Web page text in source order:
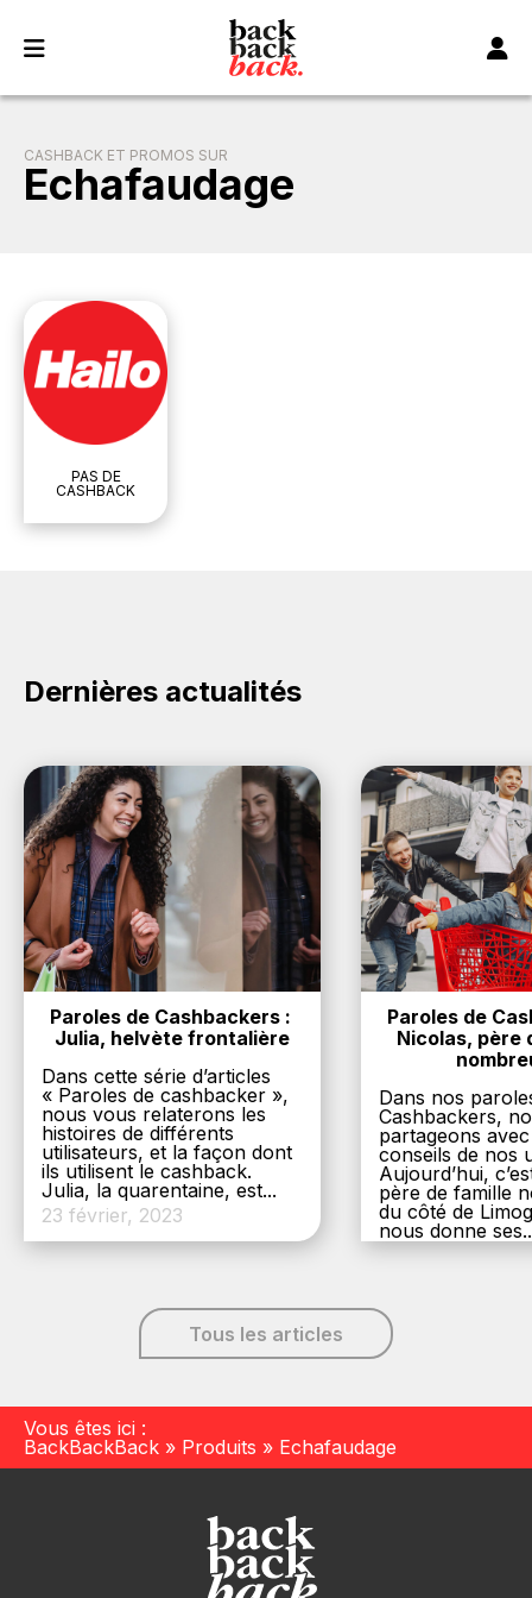
CASHBACK ET PROMOS SUR
Echafaudage
PAS DE
CASHBACK
Dernières actualités
Paroles de Cashbackers :
Julia, helvète frontalière
Dans cette série d’articles
« Paroles de cashbacker »,
nous vous relaterons les
histoires de différents
utilisateurs, et la façon dont
ils utilisent le cashback.
Julia, la quarentaine, est...
23 février, 2023
Paroles de
Nicolas, père
Dans nos
Cashbackers,
partageons
conseils de nos
Aujourd’hui,
père de famille
du côté de
nous donne
Tous les articles
Vous êtes ici :
BackBackBack » Produits » Echafaudage